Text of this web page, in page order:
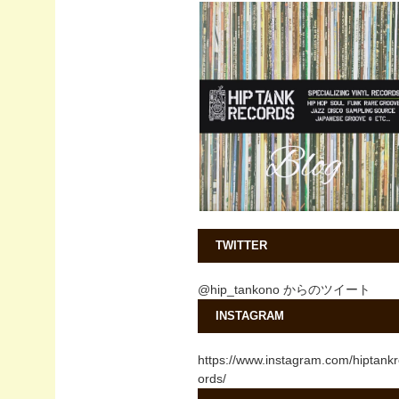
TWITTER
@hip_tankono からのツイート
INSTAGRAM
https://www.instagram.com/
ords/